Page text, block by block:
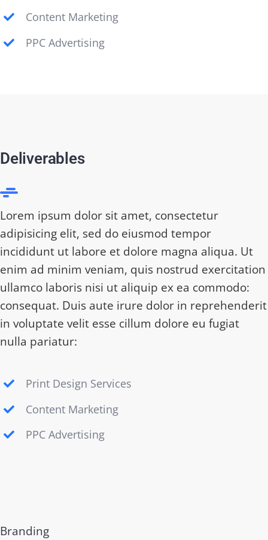
Content Marketing
PPC Advertising
Deliverables
Lorem ipsum dolor sit amet, consectetur
adipisicing elit, sed do eiusmod tempor
incididunt ut labore et dolore magna aliqua. Ut
enim ad minim veniam, quis nostrud exercitation
ullamco laboris nisi ut aliquip ex ea commodo:
consequat. Duis aute irure dolor in reprehenderit
in voluptate velit esse cillum dolore eu fugiat
nulla pariatur:
Print Design Services
Content Marketing
PPC Advertising
Branding